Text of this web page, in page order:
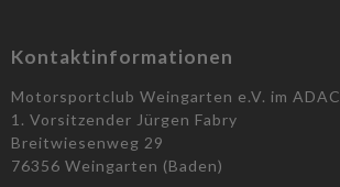
Kontaktinformationen
Motorsportclub Weingarten e.V. im ADAC
1. Vorsitzender Jürgen Fabry
Breitwiesenweg 29
76356 Weingarten (Baden)